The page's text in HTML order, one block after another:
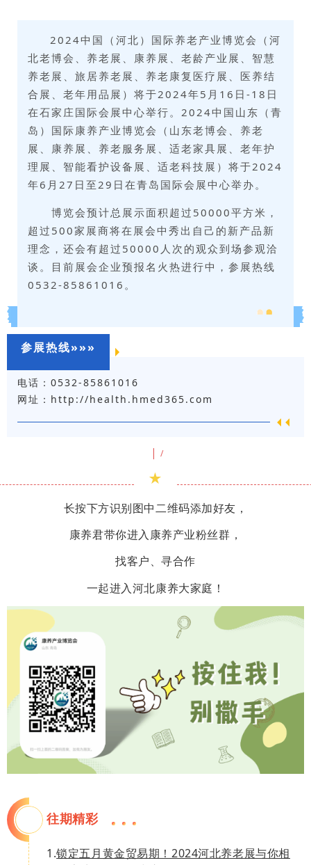
2024中国（ 河北 ）国际养老产业博览会（河
北老博会、养老展、康养展、老龄产业展、智慧
养老展、旅居养老展、养老康复医疗展、医养结
合展、老年用品展）将于2024年5月16日-18日
在石家庄国际会展中心举行。2024中国山东（青
岛）国际康养产业博览会（山东老博会、养老
展、康养展
、养老服务展、适老家具展、老年护
理展、智能看护设备展、适老科技展 ）将于2024
年6月27日至29日在青岛国际会展中心举办。
博览会预计总展示面积超过50000平方米，
超过500家展商将在展会中秀出自己的新产品新
理念，还会有超过50000人次的观众到场参观洽
谈。目前展会企业预报名火热进行中，参展热线
0532-85861016。
参展热线»»»
电话：0532-85861016
网址：http://health.hmed365.com
|/
★
长按下方识别图中二维码添加好友，
康养君带你进入康养产业粉丝群，
找客户、寻合作
一起进入河北康养大家庭！
往期精彩
1.锁定五月黄金贸易期！2024河北养老展与你相